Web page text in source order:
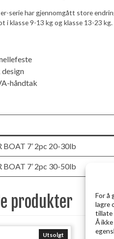
For å
lagre
tillate
Å
serie har gjennomgått store
i klasse 9-13 kg og klasse 13-23 kg.
håndtak
BOAT 7’ 2pc 20-30lb
BOAT 7’ 2pc 30-50lb
produkter
Utsolgt